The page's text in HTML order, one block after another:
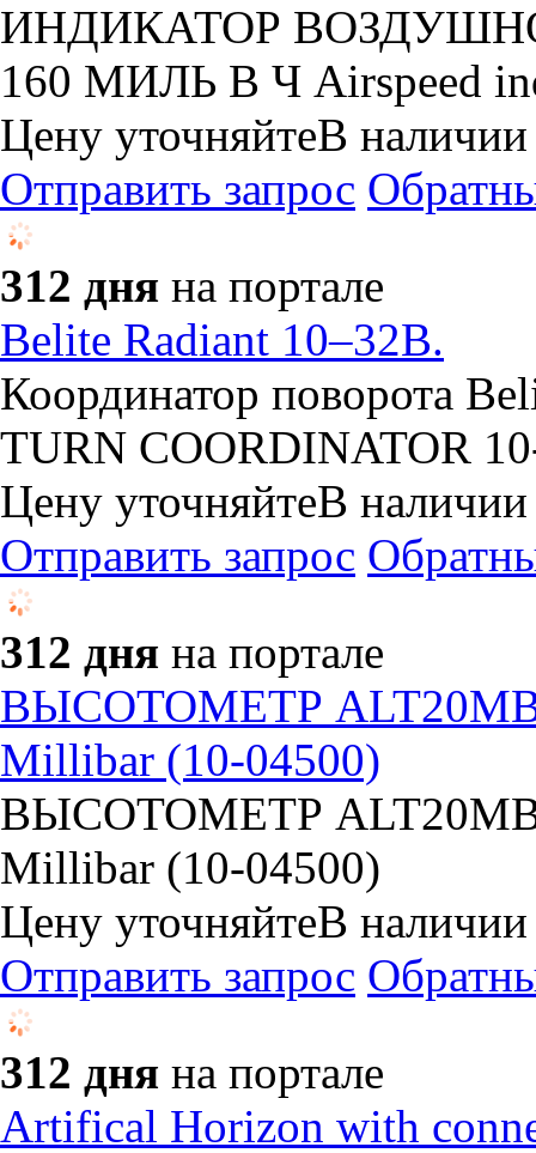
ИНДИКАТОР
160 МИЛЬ В Ч Airspeed
Цену уточняйтеВ наличии
Отправить запрос
312 дня на портале
Belite Radiant 10–32В.
Координатор поворота
TURN COORDINATOR
Цену уточняйтеВ наличии
Отправить запрос
312 дня на портале
ВЫСОТОМЕТР
Millibar (10-04500)
ВЫСОТОМЕТР
Millibar (10-04500)
Цену уточняйтеВ наличии
Отправить запрос
312 дня на портале
Artifical Horizon with